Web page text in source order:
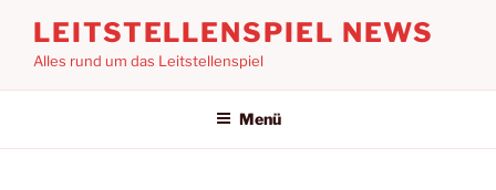
Inhalt
springen
LEITSTELLENSPIEL NEWS
Alles rund um das Leitstellenspiel
Menü